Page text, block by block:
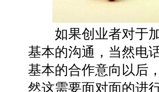
如果创业者对于加
基本的沟通，当然电
基本的合作意向以后
然这需要面对面的进